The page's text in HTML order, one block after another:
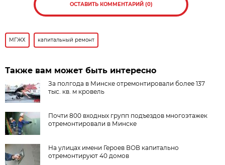
ОСТАВИТЬ КОММЕНТАРИЙ (0)
МГЖХ капитальный ремонт
Также вам может быть интересно
За полгода в Минске отремонтировали более 137
тыс. кв. м кровель
Почти 800 входных групп подъездов многоэтажек
отремонтировали в Минске
На улицах имени Героев ВОВ капитально
отремонтируют 40 домов